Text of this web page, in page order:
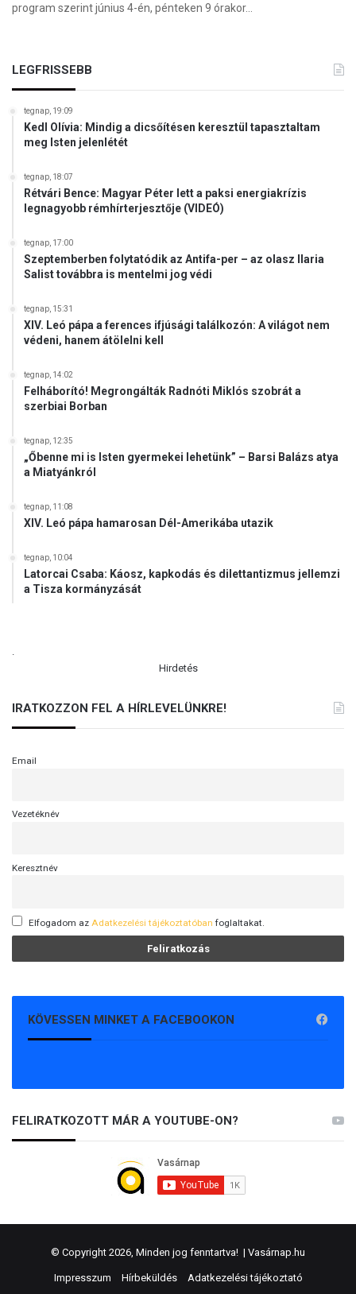
program szerint június 4-én, pénteken 9 órakor…
LEGFRISSEBB
tegnap, 19:09
Kedl Olívia: Mindig a dicsőítésen keresztül tapasztaltam
meg Isten jelenlétét
tegnap, 18:07
Rétvári Bence: Magyar Péter lett a paksi energiakrízis
legnagyobb rémhírterjesztője (VIDEÓ)
tegnap, 17:00
Szeptemberben folytatódik az Antifa-per – az olasz Ilaria
Salist továbbra is mentelmi jog védi
tegnap, 15:31
XIV. Leó pápa a ferences ifjúsági találkozón: A világot nem
védeni, hanem átölelni kell
tegnap, 14:02
Felháborító! Megrongálták Radnóti Miklós szobrát a
szerbiai Borban
tegnap, 12:35
„Őbenne mi is Isten gyermekei lehetünk” – Barsi Balázs atya
a Miatyánkról
tegnap, 11:08
XIV. Leó pápa hamarosan Dél-Amerikába utazik
tegnap, 10:04
Latorcai Csaba: Káosz, kapkodás és dilettantizmus jellemzi
a Tisza kormányzását
Hirdetés
IRATKOZZON FEL A HÍRLEVELÜNKRE!
Email
Vezetéknév
Keresztnév
Elfogadom az Adatkezelési tájékoztatóban foglaltakat.
KÖVESSEN MINKET A FACEBOOKON
FELIRATKOZOTT MÁR A YOUTUBE-ON?
© Copyright 2026, Minden jog fenntartva! | Vasárnap.hu
Impresszum Hírbeküldés Adatkezelési tájékoztató